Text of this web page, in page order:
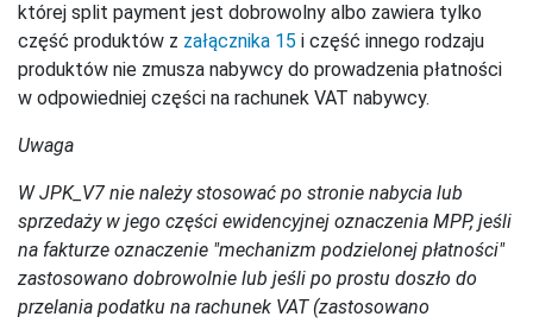
której split payment jest dobrowolny albo zawiera tylko
część produktów z załącznika 15 i część innego rodzaju
produktów nie zmusza nabywcy do prowadzenia płatności
w odpowiedniej części na rachunek VAT nabywcy.
Uwaga
W JPK_V7 nie należy stosować po stronie nabycia lub
sprzedaży w jego części ewidencyjnej oznaczenia MPP, jeśli
na fakturze oznaczenie "mechanizm podzielonej płatności"
zastosowano dobrowolnie lub jeśli po prostu doszło do
przelania podatku na rachunek VAT (zastosowano